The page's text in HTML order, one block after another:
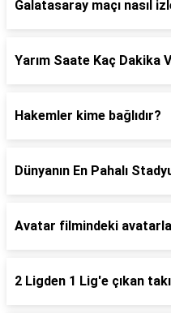
Galatasaray maçı nasıl
Yarım Saate Kaç Dakika
Hakemler kime bağlıdır?
Dünyanın En Pahalı
Avatar filmindeki
2 Ligden 1 Lig'e çıkan